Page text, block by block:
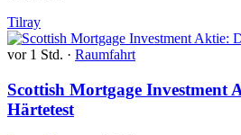
Tilray
vor 1 Std. · Raumfahrt
Scottish Mortgage Investment
Härtetest